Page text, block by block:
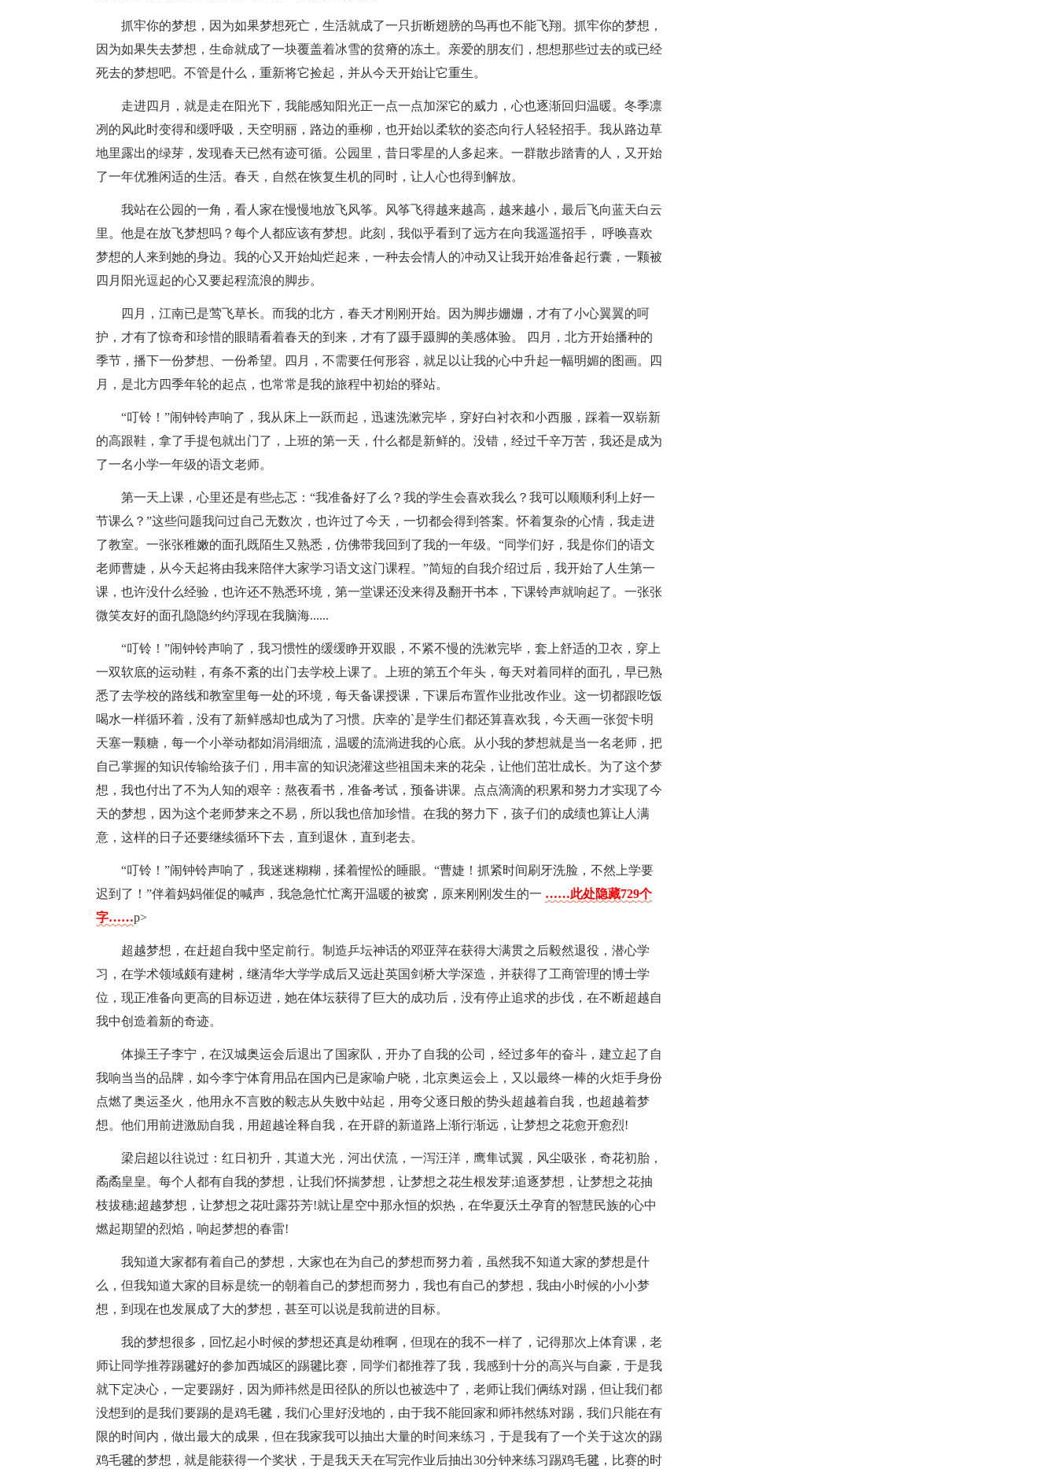
抓牢你的梦想，因为如果梦想死亡，生活就成了一只折断翅膀的鸟再也不能飞翔。抓牢你的梦想，
因为如果失去梦想，生命就成了一块覆盖着冰雪的贫瘠的冻土。亲爱的朋友们，想想那些过去的或已经
死去的梦想吧。不管是什么，重新将它捡起，并从今天开始让它重生。
走进四月，就是走在阳光下，我能感知阳光正一点一点加深它的威力，心也逐渐回归温暖。冬季凛
冽的风此时变得和缓呼吸，天空明丽，路边的垂柳，也开始以柔软的姿态向行人轻轻招手。我从路边草
地里露出的绿芽，发现春天已然有迹可循。公园里，昔日零星的人多起来。一群散步踏青的人，又开始
了一年优雅闲适的生活。春天，自然在恢复生机的同时，让人心也得到解放。
我站在公园的一角，看人家在慢慢地放飞风筝。风筝飞得越来越高，越来越小，最后飞向蓝天白云
里。他是在放飞梦想吗？每个人都应该有梦想。此刻，我似乎看到了远方在向我遥遥招手， 呼唤喜欢
梦想的人来到她的身边。我的心又开始灿烂起来，一种去会情人的冲动又让我开始准备起行囊，一颗被
四月阳光逗起的心又要起程流浪的脚步。
四月，江南已是莺飞草长。而我的北方，春天才刚刚开始。因为脚步姗姗，才有了小心翼翼的呵
护，才有了惊奇和珍惜的眼睛看着春天的到来，才有了蹑手蹑脚的美感体验。 四月，北方开始播种的
季节，播下一份梦想、一份希望。四月，不需要任何形容，就足以让我的心中升起一幅明媚的图画。四
月，是北方四季年轮的起点，也常常是我的旅程中初始的驿站。
“叮铃！”闹钟铃声响了，我从床上一跃而起，迅速洗漱完毕，穿好白衬衣和小西服，踩着一双崭新
的高跟鞋，拿了手提包就出门了，上班的第一天，什么都是新鲜的。没错，经过千辛万苦，我还是成为
了一名小学一年级的语文老师。
第一天上课，心里还是有些忐忑：“我准备好了么？我的学生会喜欢我么？我可以顺顺利利上好一
节课么？”这些问题我问过自己无数次，也许过了今天，一切都会得到答案。怀着复杂的心情，我走进
了教室。一张张稚嫩的面孔既陌生又熟悉，仿佛带我回到了我的一年级。“同学们好，我是你们的语文
老师曹婕，从今天起将由我来陪伴大家学习语文这门课程。”简短的自我介绍过后，我开始了人生第一
课，也许没什么经验，也许还不熟悉环境，第一堂课还没来得及翻开书本，下课铃声就响起了。一张张
微笑友好的面孔隐隐约约浮现在我脑海......
“叮铃！”闹钟铃声响了，我习惯性的缓缓睁开双眼，不紧不慢的洗漱完毕，套上舒适的卫衣，穿上
一双软底的运动鞋，有条不紊的出门去学校上课了。上班的第五个年头，每天对着同样的面孔，早已熟
悉了去学校的路线和教室里每一处的环境，每天备课授课，下课后布置作业批改作业。这一切都跟吃饭
喝水一样循环着，没有了新鲜感却也成为了习惯。庆幸的`是学生们都还算喜欢我，今天画一张贺卡明
天塞一颗糖，每一个小举动都如涓涓细流，温暖的流淌进我的心底。从小我的梦想就是当一名老师，把
自己掌握的知识传输给孩子们，用丰富的知识浇灌这些祖国未来的花朵，让他们茁壮成长。为了这个梦
想，我也付出了不为人知的艰辛：熬夜看书，准备考试，预备讲课。点点滴滴的积累和努力才实现了今
天的梦想，因为这个老师梦来之不易，所以我也倍加珍惜。在我的努力下，孩子们的成绩也算让人满
意，这样的日子还要继续循环下去，直到退休，直到老去。
“叮铃！”闹钟铃声响了，我迷迷糊糊，揉着惺忪的睡眼。“曹婕！抓紧时间刷牙洗脸，不然上学要
迟到了！”伴着妈妈催促的喊声，我急急忙忙离开温暖的被窝，原来刚刚发生的一 ……此处隐藏729个
字……p>
超越梦想，在赶超自我中坚定前行。制造乒坛神话的邓亚萍在获得大满贯之后毅然退役，潜心学
习，在学术领域颇有建树，继清华大学学成后又远赴英国剑桥大学深造，并获得了工商管理的博士学
位，现正准备向更高的目标迈进，她在体坛获得了巨大的成功后，没有停止追求的步伐，在不断超越自
我中创造着新的奇迹。
体操王子李宁，在汉城奥运会后退出了国家队，开办了自我的公司，经过多年的奋斗，建立起了自
我响当当的品牌，如今李宁体育用品在国内已是家喻户晓，北京奥运会上，又以最终一棒的火炬手身份
点燃了奥运圣火，他用永不言败的毅志从失败中站起，用夸父逐日般的势头超越着自我，也超越着梦
想。他们用前进激励自我，用超越诠释自我，在开辟的新道路上渐行渐远，让梦想之花愈开愈烈!
梁启超以往说过：红日初升，其道大光，河出伏流，一泻汪洋，鹰隼试翼，风尘吸张，奇花初胎，
矞矞皇皇。每个人都有自我的梦想，让我们怀揣梦想，让梦想之花生根发芽;追逐梦想，让梦想之花抽
枝拔穗;超越梦想，让梦想之花吐露芬芳!就让星空中那永恒的炽热，在华夏沃土孕育的智慧民族的心中
燃起期望的烈焰，响起梦想的春雷!
我知道大家都有着自己的梦想，大家也在为自己的梦想而努力着，虽然我不知道大家的梦想是什
么，但我知道大家的目标是统一的朝着自己的梦想而努力，我也有自己的梦想，我由小时候的小小梦
想，到现在也发展成了大的梦想，甚至可以说是我前进的目标。
我的梦想很多，回忆起小时候的梦想还真是幼稚啊，但现在的我不一样了，记得那次上体育课，老
师让同学推荐踢毽好的参加西城区的踢毽比赛，同学们都推荐了我，我感到十分的高兴与自豪，于是我
就下定决心，一定要踢好，因为师祎然是田径队的所以也被选中了，老师让我们俩练对踢，但让我们都
没想到的是我们要踢的是鸡毛毽，我们心里好没地的，由于我不能回家和师祎然练对踢，我们只能在有
限的时间内，做出最大的成果，但在我家我可以抽出大量的时间来练习，于是我有了一个关于这次的踢
鸡毛毽的梦想，就是能获得一个奖状，于是我天天在写完作业后抽出30分钟来练习踢鸡毛毽，比赛的时